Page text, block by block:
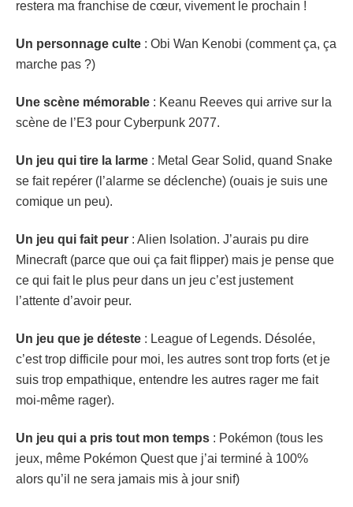
restera ma franchise de cœur, vivement le prochain !
Un personnage culte : Obi Wan Kenobi (comment ça, ça
marche pas ?)
Une scène mémorable : Keanu Reeves qui arrive sur la
scène de l’E3 pour Cyberpunk 2077.
Un jeu qui tire la larme : Metal Gear Solid, quand Snake
se fait repérer (l’alarme se déclenche) (ouais je suis une
comique un peu).
Un jeu qui fait peur : Alien Isolation. J’aurais pu dire
Minecraft (parce que oui ça fait flipper) mais je pense que
ce qui fait le plus peur dans un jeu c’est justement
l’attente d’avoir peur.
Un jeu que je déteste : League of Legends. Désolée,
c’est trop difficile pour moi, les autres sont trop forts (et je
suis trop empathique, entendre les autres rager me fait
moi-même rager).
Un jeu qui a pris tout mon temps : Pokémon (tous les
jeux, même Pokémon Quest que j’ai terminé à 100%
alors qu’il ne sera jamais mis à jour snif)